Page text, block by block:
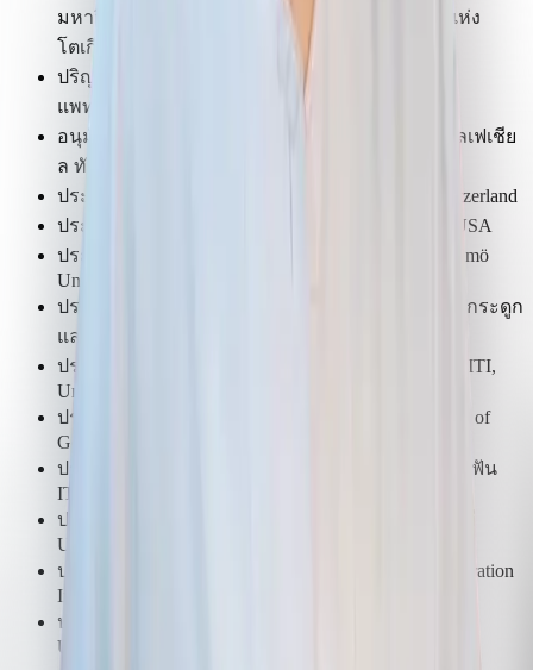
มหาวิทยาลัยแพทยศาสตร์และทันตแพทยศาสตร์แห่ง
โตเกียว
ปริญญาเอก มหาวิทยาลัยแพทยศาสตร์และทันต
แพทยศาสตร์แห่งโตเกียว
อนุมัติบัตรสาขาศัลยศาสตร์ช่องปากและแม็กซิลโลเฟเชีย
ล ทันตแพทยสภา
ประกาศนียบัตรการฝังรากฟันเทียม ITI, Basel, Switzerland
ประกาศนียบัตรการฝังรากฟันเทียม UCLA/gIDE, USA
ประกาศนียบัตรการฝังรากฟันเทียม Astra Tech, Malmö
University, Sweden
ประกาศนียบัตรการฝังรากฟันเทียมร่วมกับการปลูกกระดูก
และยกไซนัส ITI, University of Bern, Switzerland
ประกาศนียบัตรการฝังรากฟันเทียมบริเวณสวยงาม ITI,
University of Bern, Switzerland
ประกาศนียบัตรการฝังรากฟันเทียมขั้นสูง University of
Gothenburg, Sweden
ประกาศนียบัตรการฝังรากฟันเทียมในขากรรไกรไร้ฟัน
ITI, University of Bern, Switzerland
ประกาศนียบัตรการฝังรากฟันเทียมหลังถอนฟันทันที
University of Ilapeo, Brazil
ประกาศนียบัตรการปลูกกระดูกขั้นสูง Urban Regeneration
Institute, Hungary
ประกาศนียบัตรการฝังรากฟันเทียมทั้งขากรรไกร
University of Ilapeo, Brazil